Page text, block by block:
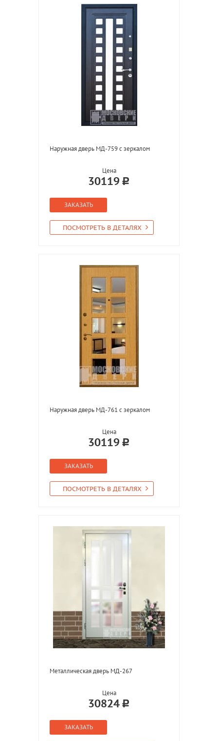
Наружная дверь МД-759 с зеркалом
Цена
30119
ЗАКАЗАТЬ
ПОСМОТРЕТЬ В ДЕТАЛЯХ
Наружная дверь МД-761 с зеркалом
Цена
30119
ЗАКАЗАТЬ
ПОСМОТРЕТЬ В ДЕТАЛЯХ
Металлическая дверь МД-267
Цена
30824
ЗАКАЗАТЬ